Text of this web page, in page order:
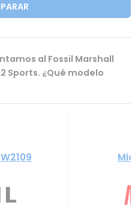
al Fossil Marshall
Sports. ¿Qué modelo